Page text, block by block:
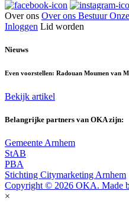
Over ons Over ons Bestuur
Inloggen Lid worden
Nieuws
Even voorstellen: Radouan Moumen van
Bekijk artikel
Belangrijke partners van OKA zijn:
Gemeente Arnhem
StAB
PBA
Stichting Citymarketing Arnhem
Copyright © 2026 OKA. Made
×